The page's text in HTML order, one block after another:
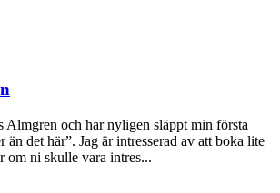
Almgren och har nyligen släppt min första
än det här”. Jag är intresserad av att boka lite
om ni skulle vara intres...